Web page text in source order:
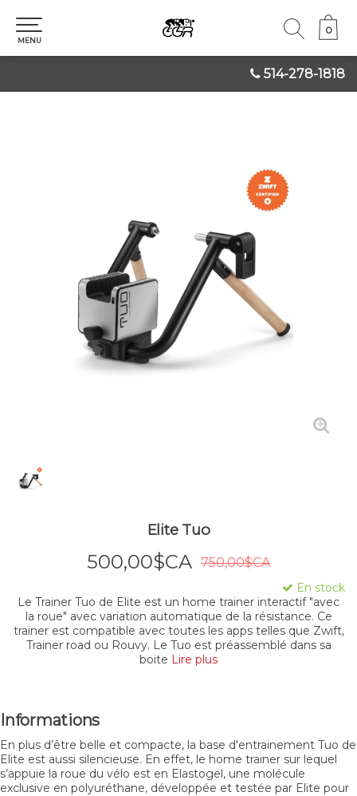
514-278-1818
0
0
MENU
Elite Tuo
500,00$CA 750,00$CA
En stock
Le Trainer Tuo de Elite est un home trainer interactif "avec
la roue" avec variation automatique de la résistance. Ce
trainer est compatible avec toutes les apps telles que Zwift,
Trainer road ou Rouvy. Le Tuo est préassemblé dans sa
boite Lire plus
Informations
En plus d’être belle et compacte, la base d'entrainement Tuo de
Elite est aussi silencieuse. En effet, le home trainer sur lequel
s’appuie la roue du vélo est en Elastogel, une molécule
exclusive en polyuréthane, développée et testée par Elite pour